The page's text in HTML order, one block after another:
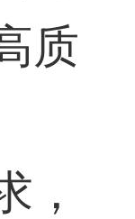
质